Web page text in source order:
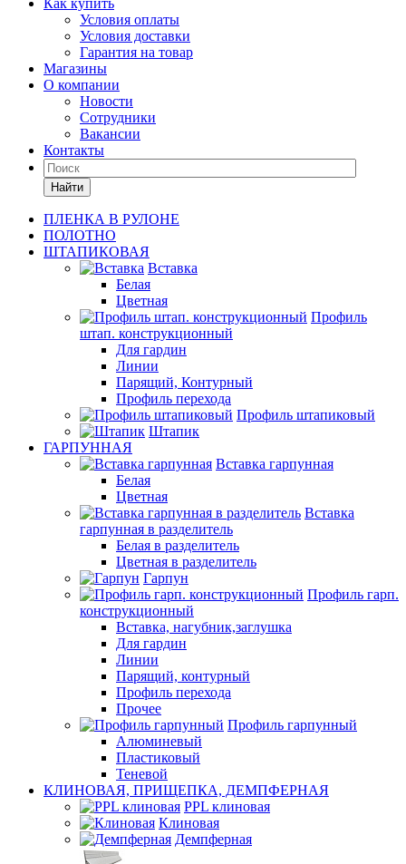
Как купить
Условия оплаты
Условия доставки
Гарантия на товар
Магазины
О компании
Новости
Сотрудники
Вакансии
Контакты
Найти
ПЛЕНКА В РУЛОНЕ
ПОЛОТНО
ШТАПИКОВАЯ
Вставка
Белая
Цветная
Профиль
штап. конструкционный
Для гардин
Линии
Парящий, Контурный
Профиль перехода
Профиль штапиковый
Штапик
ГАРПУННАЯ
Вставка гарпунная
Белая
Цветная
Вставка
гарпунная в разделитель
Белая в разделитель
Цветная в разделитель
Гарпун
Профиль гарп.
конструкционный
Вставка, нагубник,заглушка
Для гардин
Линии
Парящий, контурный
Профиль перехода
Прочее
Профиль гарпунный
Алюминевый
Пластиковый
Теневой
КЛИНОВАЯ, ПРИЩЕПКА, ДЕМПФЕРНАЯ
PPL клиновая
Клиновая
Демпферная